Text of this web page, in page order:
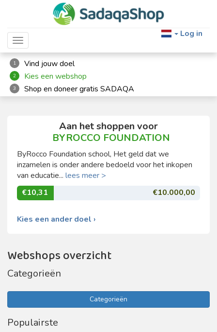
Toggle navigation
Log in
1 Vind jouw doel
2 Kies een webshop
3 Shop en doneer gratis SADAQA
Aan het shoppen voor
BYROCCO FOUNDATION
ByRocco Foundation school, Het geld dat we
inzamelen is onder andere bedoeld voor het inkopen
van educatie... lees meer >
€10,31
€10.000,00
Kies een ander doel ›
Webshops overzicht
Categorieën
Categorieën
Populairste